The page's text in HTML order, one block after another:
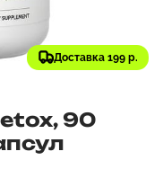
Доставка 199 р.
90